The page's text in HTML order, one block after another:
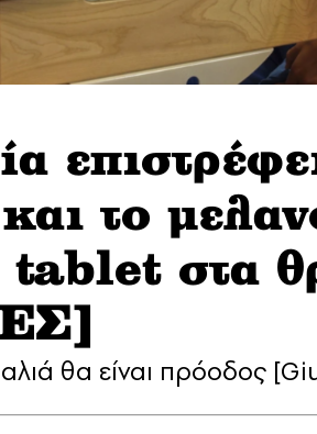
το
tablet στα
θα είναι πρόοδος